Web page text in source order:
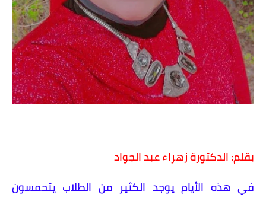
بقلم: الدكتورة زهراء عبد الجواد
في هذه الأيام يوجد الكثير من الطلاب يتحمسون